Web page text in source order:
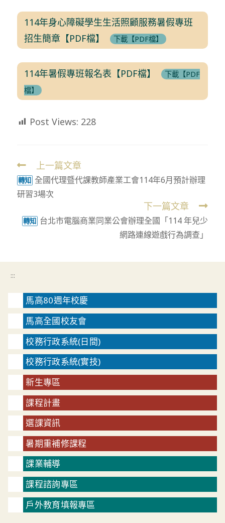
114年身心障礙學生生活照顧服務暑假專班
招生簡章【PDF檔】
下載【PDF檔】
114年暑假專班報名表【PDF檔】
下載【PDF
檔】
Post Views: 228
Read
more
articles
上一篇文章
轉知 全國代理暨代課教師產業工會114年6月預計辦理
研習3場次
下一篇文章
轉知 台北市電腦商業同業公會辦理全國「114 年兒少
網路連線遊戲行為調查」
:::
馬高80週年校慶
馬高全國校友會
校務行政系統(日間)
校務行政系統(實技)
新生專區
課程計畫
選課資訊
暑期重補修課程
課業輔導
課程諮詢專區
戶外教育填報專區